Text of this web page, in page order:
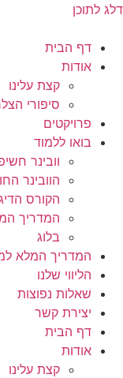
דלג לתוכן
דף הבית
אודות
קצת עלינו
סיפורי
פרויקטים
בואו ללמוד
וובינר
הוובינר
הקורס
המדריך
בלוג
המדריך המלא
הליווי שלנו
שאלות נפוצות
יצירת קשר
דף הבית
אודות
קצת עלינו